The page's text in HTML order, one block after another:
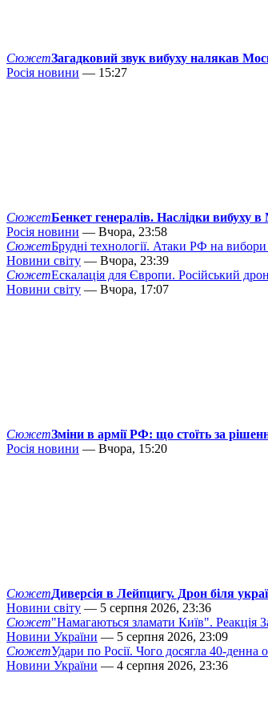
СюжетЗагадковий звук вибуху налякав
Росія новини — 15:27
СюжетБенкет генералів. Наслідки вибуху в
Росія новини — Вчора, 23:58
СюжетБрудні технології. Атаки РФ на
Новини світу — Вчора, 23:39
СюжетЕскалація для Європи. Російський
Новини світу — Вчора, 17:07
СюжетЗміни в армії РФ: що стоїть за
Росія новини — Вчора, 15:20
СюжетДиверсія в Лейпцигу. Дрон біля
Новини світу — 5 серпня 2026, 23:36
Сюжет"Намагаються зламати Київ". Реакція
Новини України — 5 серпня 2026, 23:09
СюжетУдари по Росії. Чого досягла 40-денна
Новини України — 4 серпня 2026, 23:36